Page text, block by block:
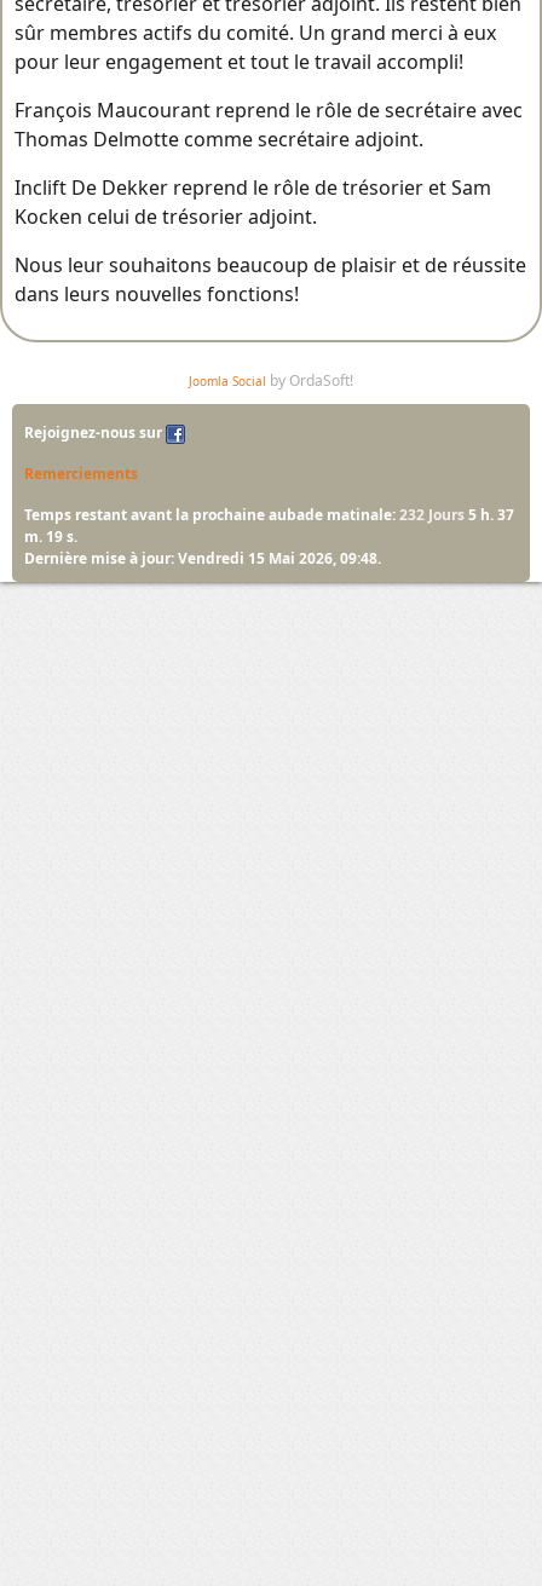
sûr membres actifs du comité. Un grand merci à eux
pour leur engagement et tout le travail accompli!
François Maucourant reprend le rôle de secrétaire avec
Thomas Delmotte comme secrétaire adjoint.
Inclift De Dekker reprend le rôle de trésorier et Sam
Kocken celui de trésorier adjoint.
Nous leur souhaitons beaucoup de plaisir et de réussite
dans leurs nouvelles fonctions!
Joomla Social by OrdaSoft!
Rejoignez-nous sur
Remerciements
Temps restant avant la prochaine aubade matinale:232 Jours5 h. 37
m. 18 s.
Dernière mise à jour: Vendredi 15 Mai 2026, 09:48.